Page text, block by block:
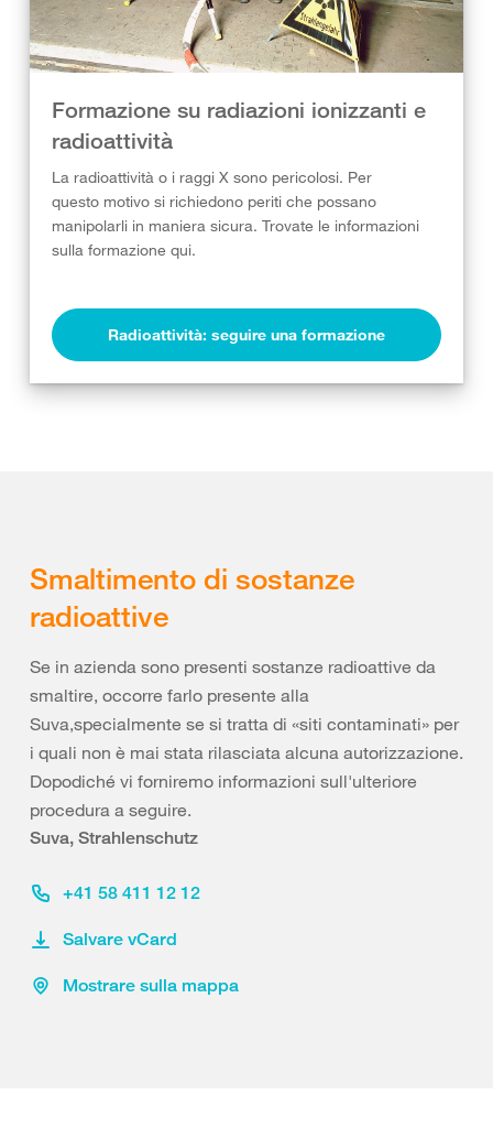
Formazione su radiazioni ionizzanti e
radioattività
La radioattività o i raggi X sono pericolosi. Per
questo motivo si richiedono periti che possano
manipolarli in maniera sicura. Trovate le informazioni
sulla formazione qui.
Radioattività: seguire una formazione
Smaltimento di sostanze
radioattive
Se in azienda sono presenti sostanze radioattive da
smaltire, occorre farlo presente alla
Suva,specialmente se si tratta di «siti contaminati» per
i quali non è mai stata rilasciata alcuna autorizzazione.
Dopodiché vi forniremo informazioni sull'ulteriore
procedura a seguire.
Suva, Strahlenschutz
+41 58 411 12 12
Salvare vCard
Mostrare sulla mappa